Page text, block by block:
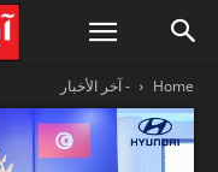
Home - آخر الأخبار